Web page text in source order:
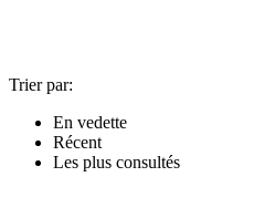
Trier par:
En vedette
Récent
Les plus consultés